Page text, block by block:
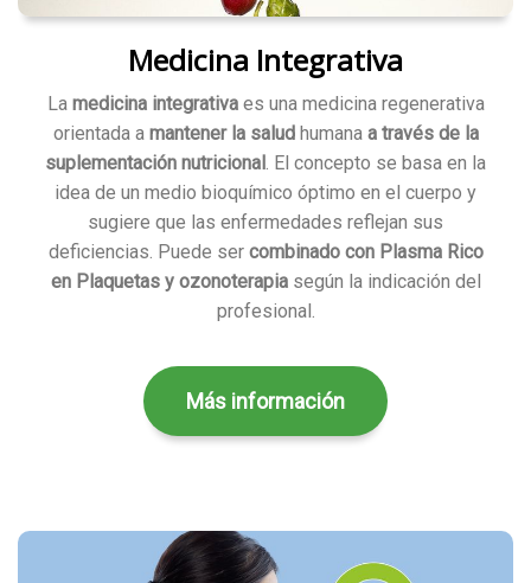
Medicina Integrativa
La medicina integrativaes una medicina regenerativa
orientada amantener la saludhumana a través de la
suplementación nutricional. El concepto se basa en la
idea de un medio bioquímico óptimo en el cuerpo y
sugiere que las enfermedades reflejan sus
deficiencias. Puede ser combinado con Plasma Rico
en Plaquetas y ozonoterapiasegún la indicación del
profesional.
Más información